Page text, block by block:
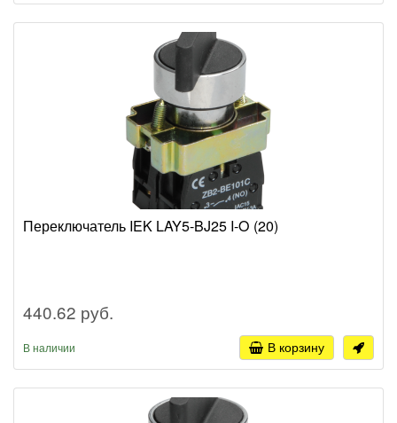
Переключатель IEK LAY5-BJ25 I-O (20)
440.62 руб.
В наличии В корзину